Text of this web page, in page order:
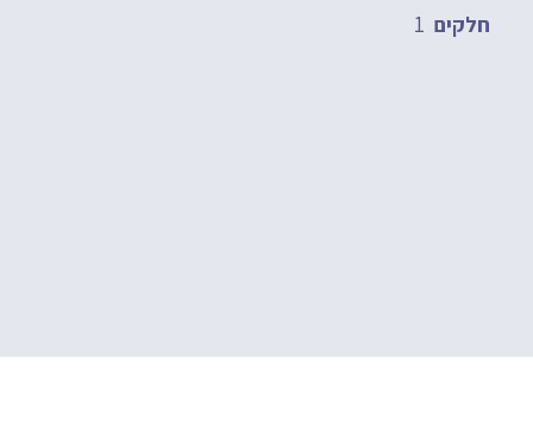
חלקים